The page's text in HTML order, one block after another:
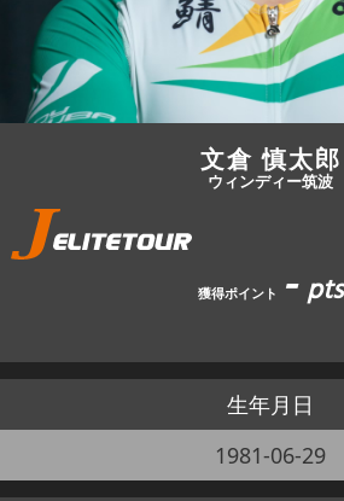
文倉 慎太郎
ウィンディー筑波
獲得ポイント -pts
生年月日
1981-06-29